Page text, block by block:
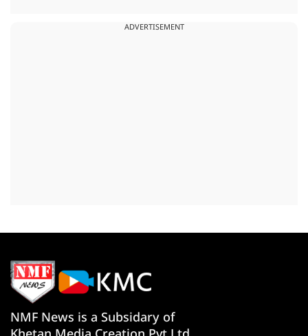
ADVERTISEMENT
NMF News is a Subsidary of